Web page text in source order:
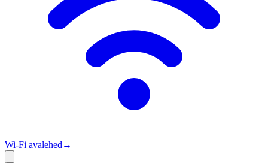
Wi‑Fi avalehed →